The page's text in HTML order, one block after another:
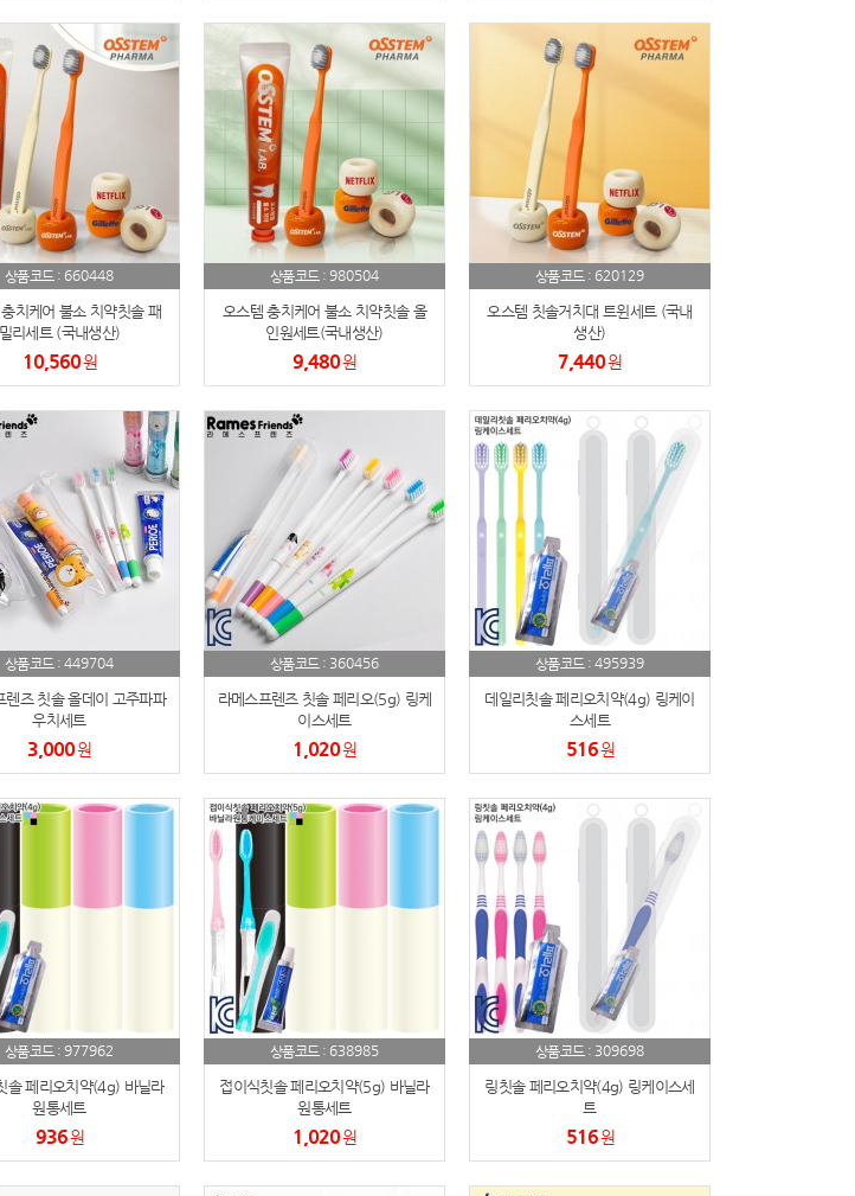
상품코드 : 660448
치케어 불소 치약칫솔 패
밀리세트 (국내생산)
10,560원
상품코드 : 980504
오스템 충치케어 불소 치약칫솔 올
인원세트(국내생산)
9,480원
상품코드 : 620129
오스템 칫솔거치대 트윈세트 (국내
생산)
7,440원
상품코드 : 449704
렌즈 칫솔 올데이 고주파파
우치세트
3,000원
상품코드 : 360456
라메스프렌즈 칫솔 페리오(5g) 링케
이스세트
1,020원
상품코드 : 495939
데일리칫솔 페리오치약(4g) 링케이
스세트
516원
상품코드 : 977962
솔 페리오치약(4g) 바닐라
원통세트
936원
상품코드 : 638985
접이식칫솔 페리오치약(5g) 바닐라
원통세트
1,020원
상품코드 : 309698
링칫솔 페리오치약(4g) 링케이스세
트
516원